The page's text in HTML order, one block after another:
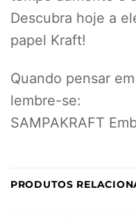
Descubra hoje a
papel Kraft!
Quando pensar
lembre-se:
SAMPAKRAFT
PRODUTOS